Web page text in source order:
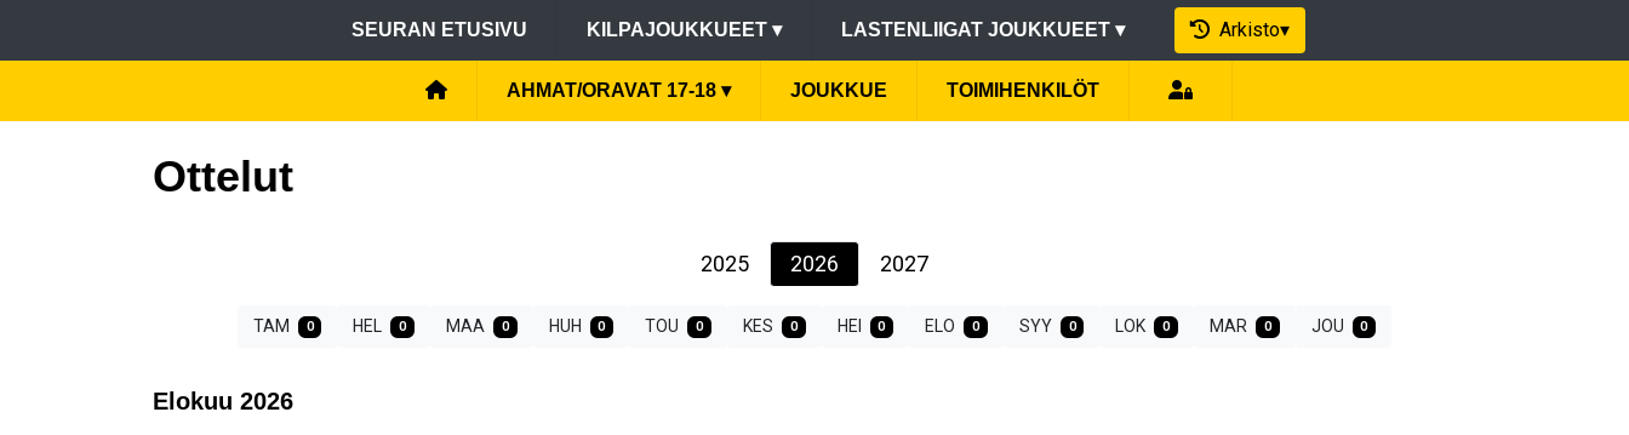
SEURAN ETUSIVU KILPAJOUKKUEET ▾ LASTENLIIGAT JOUKKUEET ▾ Arkisto▾
AHMAT/ORAVAT 17-18 ▾ JOUKKUE TOIMIHENKILÖT
Ottelut
2025 2026 2027
TAM 0 HEL 0 MAA 0 HUH 0 TOU 0 KES 0 HEI 0 ELO 0 SYY 0 LOK 0 MAR 0 JOU 0
Elokuu 2026